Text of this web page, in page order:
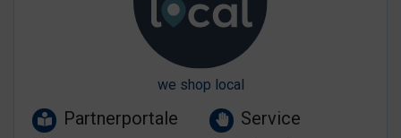
we shop local
Partnerportale Service